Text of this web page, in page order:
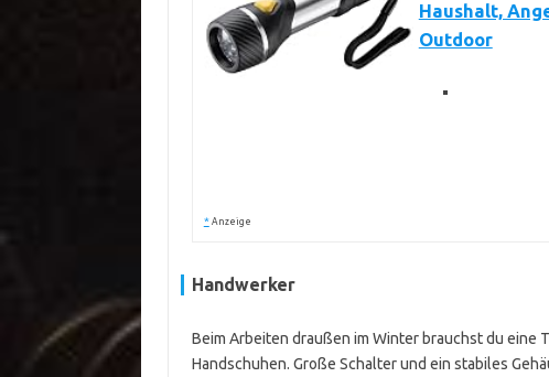
Haushalt,
Outdoor
* Anzeige
Handwerker
Beim Arbeiten draußen im Winter brauchst du eine
Handschuhen. Große Schalter und ein stabiles